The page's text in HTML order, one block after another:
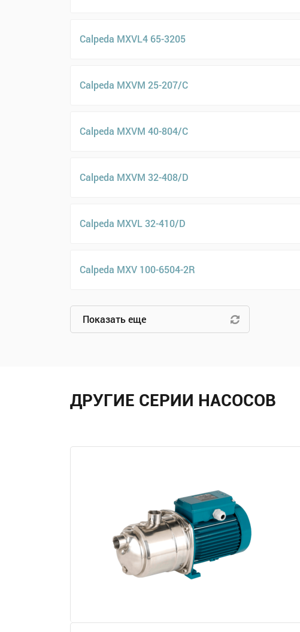
Calpeda MXVL4 65-3205
Calpeda MXVM 25-207/C
Calpeda MXVM 40-804/C
Calpeda MXVM 32-408/D
Calpeda MXVL 32-410/D
Calpeda MXV 100-6504-2R
Показать еще
ДРУГИЕ СЕРИИ НАСОСОВ